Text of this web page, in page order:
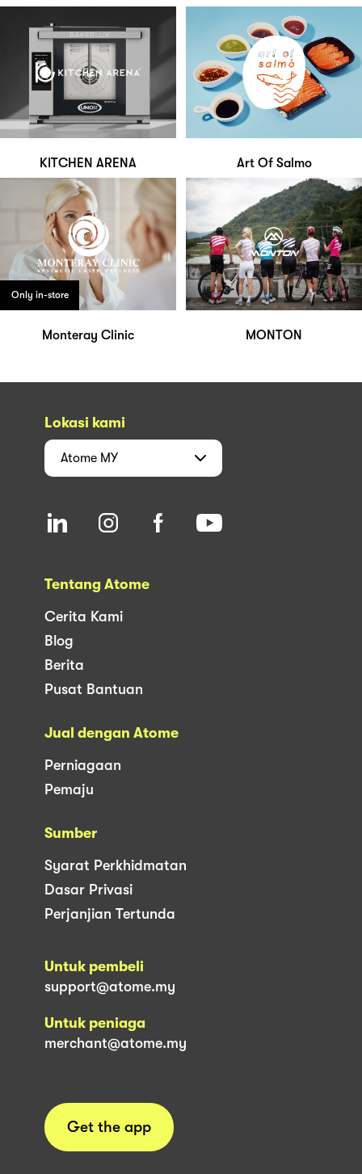
KITCHEN ARENA Art Of Salmo
Only in-store
Monteray Clinic MONTON
Lokasi kami
Atome MY
Tentang Atome
Cerita Kami
Blog
Berita
Pusat Bantuan
Jual dengan Atome
Perniagaan
Pemaju
Sumber
Syarat Perkhidmatan
Dasar Privasi
Perjanjian Tertunda
Untuk pembeli
support@atome.my
Untuk peniaga
merchant@atome.my
Get the app